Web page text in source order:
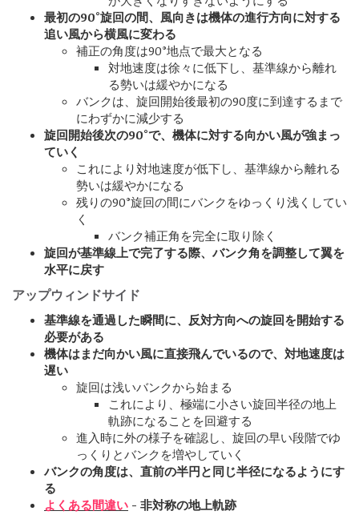
最初の90°旋回の間、風向きは機体の進行方向に対する
追い風から横風に変わる
補正の角度は90°地点で最大となる
対地速度は徐々に低下し、基準線から離れ
る勢いは緩やかになる
バンクは、旋回開始後最初の90度に到達するまで
にわずかに減少する
旋回開始後次の90°で、機体に対する向かい風が強まっ
ていく
これにより対地速度が低下し、基準線から離れる
勢いは緩やかになる
残りの90°旋回の間にバンクをゆっくり浅くしてい
く
バンク補正角を完全に取り除く
旋回が基準線上で完了する際、バンク角を調整して翼を
水平に戻す
アップウィンドサイド
基準線を通過した瞬間に、反対方向への旋回を開始する
必要がある
機体はまだ向かい風に直接飛んでいるので、対地速度は
遅い
旋回は浅いバンクから始まる
これにより、極端に小さい旋回半径の地上
軌跡になることを回避する
進入時に外の様子を確認し、旋回の早い段階でゆ
っくりとバンクを増やしていく
バンクの角度は、直前の半円と同じ半径になるようにす
る
よくある間違い - 非対称の地上軌跡